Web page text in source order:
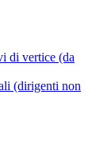
di vertice (da
(dirigenti non